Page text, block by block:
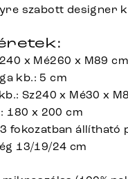
szabott designer
x Mé260 x M89 cm
kb.: 5 cm
Sz240 x Mé30 x
180 x 200 cm
fokozatban állítható
13/19/24 cm